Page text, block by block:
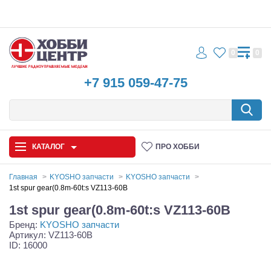
+7 915 059-47-75
0 0
КАТАЛОГ ПРО ХОББИ
Запчасти и аксессуары
Игрушки
Главная KYOSHO запчасти
KYOSHO запчасти
1st spur gear(0.8m-60t:s VZ113-60B
1st spur gear(0.8m-60t:s VZ113-60B
Бренд: KYOSHO запчасти
Артикул: VZ113-60B
ID: 16000